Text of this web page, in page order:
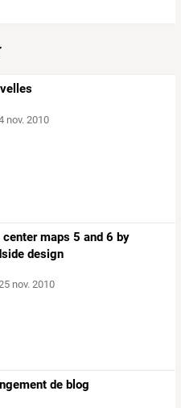
nov. 2010
center maps 5 and 6 by
design
nov. 2010
de blog